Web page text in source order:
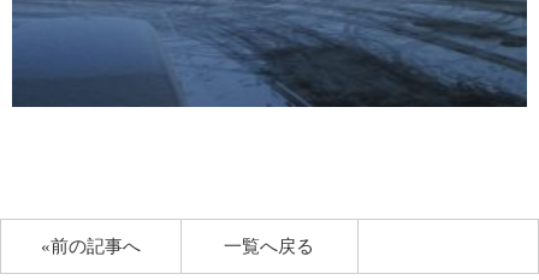
«前の記事へ 一覧へ戻る